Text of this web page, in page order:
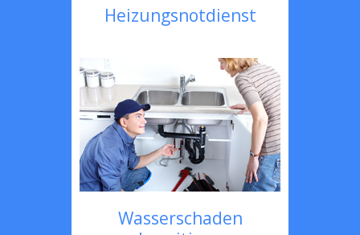
Heizungsnotdienst
Wasserschaden